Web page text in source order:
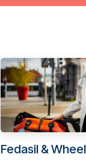
Fedasil &